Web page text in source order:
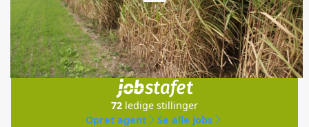
Jobs
i samarbejde med
72 ledige stillinger
Opret agent
Se alle jobs